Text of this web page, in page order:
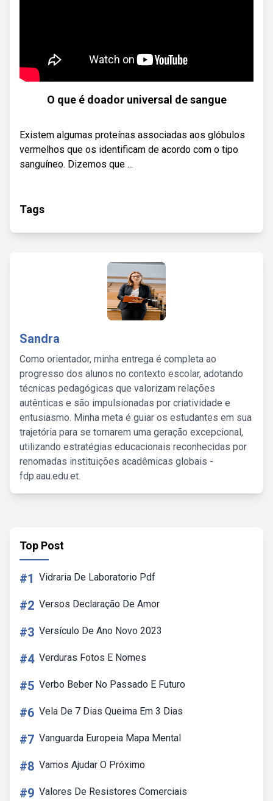
O que é doador universal de sangue
Existem algumas proteínas associadas aos glóbulos
vermelhos que os identificam de acordo com o tipo
sanguíneo. Dizemos que ...
Tags
Sandra
Como orientador, minha entrega é completa ao
progresso dos alunos no contexto escolar, adotando
técnicas pedagógicas que valorizam relações
autênticas e são impulsionadas por criatividade e
entusiasmo. Minha meta é guiar os estudantes em sua
trajetória para se tornarem uma geração excepcional,
utilizando estratégias educacionais reconhecidas por
renomadas instituições acadêmicas globais -
fdp.aau.edu.et.
Top Post
#1 Vidraria De Laboratorio Pdf
#2 Versos Declaração De Amor
#3 Versículo De Ano Novo 2023
#4 Verduras Fotos E Nomes
#5 Verbo Beber No Passado E Futuro
#6 Vela De 7 Dias Queima Em 3 Dias
#7 Vanguarda Europeia Mapa Mental
#8 Vamos Ajudar O Próximo
#9 Valores De Resistores Comerciais